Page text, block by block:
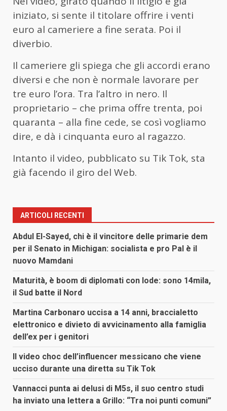
iniziato, si sente il titolare offrire i venti
euro al cameriere a fine serata. Poi il
diverbio.
Il cameriere gli spiega che gli accordi erano
diversi e che non è normale lavorare per
tre euro l’ora. Tra l’altro in nero. Il
proprietario – che prima offre trenta, poi
quaranta – alla fine cede, se così vogliamo
dire, e dà i cinquanta euro al ragazzo.
Intanto il video, pubblicato su Tik Tok, sta
già facendo il giro del Web.
ARTICOLI RECENTI
Abdul El-Sayed, chi è il vincitore delle primarie dem
per il Senato in Michigan: socialista e pro Pal è il
nuovo Mamdani
Maturità, è boom di diplomati con lode: sono 14mila,
il Sud batte il Nord
Martina Carbonaro uccisa a 14 anni, braccialetto
elettronico e divieto di avvicinamento alla famiglia
dell’ex per i genitori
Il video choc dell’influencer messicano che viene
ucciso durante una diretta su Tik Tok
Vannacci punta ai delusi di M5s, il suo centro studi
ha inviato una lettera a Grillo: “Tra noi punti comuni”